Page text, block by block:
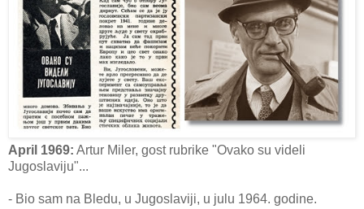
April 1969: Artur Miler, gost rubrike "Ovako su videli
Jugoslaviju"...
- Bio sam na Bledu, u Jugoslaviji, u julu 1964. godine.